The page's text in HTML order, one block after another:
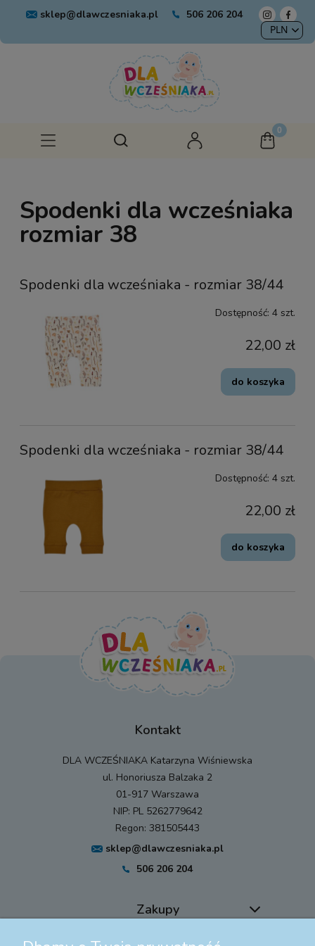
sklep@dlawczesniaka.pl 506 206 204
Spodenki dla wcześniaka
rozmiar 38
Spodenki dla wcześniaka - rozmiar 38/44
Dostępność: 4 szt.
22,00 zł
do koszyka
Spodenki dla wcześniaka - rozmiar 38/44
Dostępność: 4 szt.
22,00 zł
do koszyka
Kontakt
DLA WCZEŚNIAKA Katarzyna Wiśniewska
ul. Honoriusza Balzaka 2
01-917 Warszawa
NIP: PL 5262779642
Regon: 381505443
sklep@dlawczesniaka.pl
506 206 204
Zakupy